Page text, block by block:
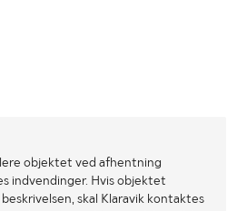
objektet ved afhentning
indvendinger. Hvis objektet
skal Klaravik kontaktes